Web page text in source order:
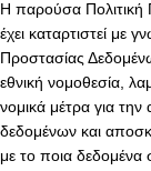
Η παρούσα
έχει καταρτιστεί
Προστασίας
εθνική νομοθεσία,
νομικά μέτρα για
δεδομένων και
με το ποια δεδομένα